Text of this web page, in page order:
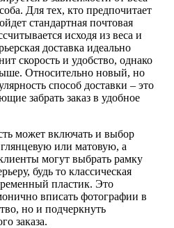
Для тех, кто предпочитает
стандартная почтовая
исходя из веса и
доставка идеально
скорость и удобство, однако
Относительно новый, но
способ доставки – это
забрать заказ в удобное
может включать и выбор
или матовую, а
могут выбрать рамку
будь то классическая
пластик. Это
вписать фотографии в
но и подчеркнуть
заказа.